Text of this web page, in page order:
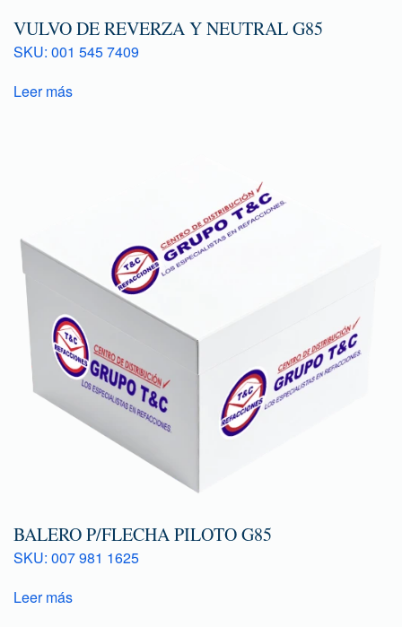
VULVO DE REVERZA Y NEUTRAL G85
SKU: 001 545 7409
Leer más
BALERO P/FLECHA PILOTO G85
SKU: 007 981 1625
Leer más